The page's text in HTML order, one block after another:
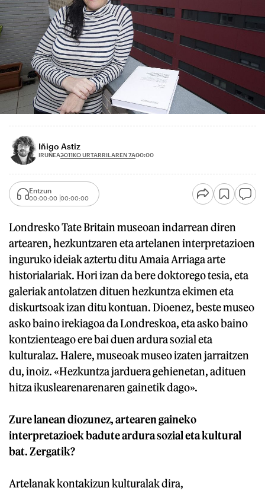
Iñigo Astiz
IRUÑEA2011KO URTARRILAREN 7A00:00
Entzun
00:00:00 00:00:00
Londresko Tate Britain museoan indarrean diren
artearen, hezkuntzaren eta artelanen interpretazioen
inguruko ideiak aztertu ditu Amaia Arriaga arte
historialariak. Hori izan da bere doktorego tesia, eta
galeriak antolatzen dituen hezkuntza ekimen eta
diskurtsoak izan ditu kontuan. Dioenez, beste museo
asko baino irekiagoa da Londreskoa, eta asko baino
kontzienteago ere bai duen ardura sozial eta
kulturalaz. Halere, museoak museo izaten jarraitzen
du, inoiz. «Hezkuntza jarduera gehienetan, adituen
hitza ikuslearenarenaren gainetik dago».
Zure lanean diozunez, artearen gaineko
interpretazioek badute ardura sozial eta kultural
bat. Zergatik?
Artelanak kontakizun kulturalak dira,